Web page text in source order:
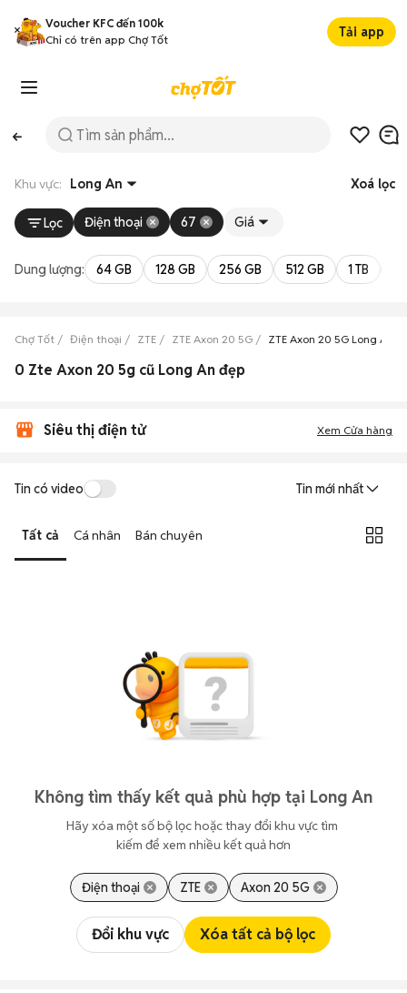
Voucher KFC đến 100k
Chỉ có trên app Chợ Tốt
Tải app
Khu vực: Long An Xoá lọc
Lọc Điện thoại 67 Giá
Dung lượng: 64 GB 128 GB 256 GB 512 GB 1 TB
Chợ Tốt Điện thoại ZTE ZTE Axon 20 5G ZTE Axon 20 5G Long An
0 Zte Axon 20 5g cũ Long An đẹp
Siêu thị điện tử Xem Cửa hàng
Tin có video Tin mới nhất
Tất cả Cá nhân Bán chuyên
Không tìm thấy kết quả phù hợp tại Long An
Hãy xóa một số bộ lọc hoặc thay đổi khu vực tìm
kiếm để xem nhiều kết quả hơn
Điện thoại ZTE Axon 20 5G
Đổi khu vực Xóa tất cả bộ lọc